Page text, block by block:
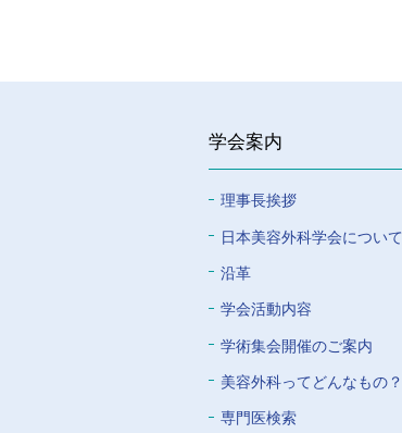
学会案内
理事長挨拶
⽇本美容外科学会について
沿革
学会活動内容
学術集会開催のご案内
美容外科ってどんなもの？
専門医検索